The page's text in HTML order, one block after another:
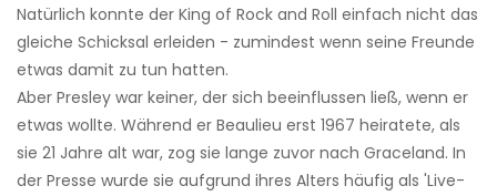
Natürlich konnte der King of Rock and Roll einfach nicht das
gleiche Schicksal erleiden - zumindest wenn seine Freunde
etwas damit zu tun hatten.
Aber Presley war keiner, der sich beeinflussen ließ, wenn er
etwas wollte. Während er Beaulieu erst 1967 heiratete, als
sie 21 Jahre alt war, zog sie lange zuvor nach Graceland. In
der Presse wurde sie aufgrund ihres Alters häufig als 'Live-